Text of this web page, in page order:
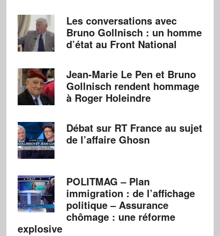
Les conversations avec
Bruno Gollnisch : un homme
d’état au Front National
Jean-Marie Le Pen et Bruno
Gollnisch rendent hommage
à Roger Holeindre
Débat sur RT France au sujet
de l’affaire Ghosn
POLITMAG – Plan
immigration : de l’affichage
politique – Assurance
chômage : une réforme
explosive